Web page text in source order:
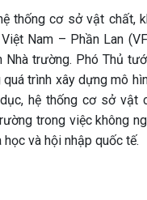
thống cơ sở vật chất,
Nam – Phần Lan
trường. Phó Thủ
trình xây dựng mô
hệ thống cơ sở vật
trong việc không
và hội nhập quốc tế.